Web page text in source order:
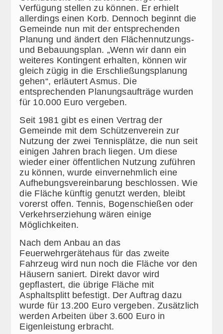
Verfügung stellen zu können. Er erhielt
allerdings einen Korb. Dennoch beginnt die
Gemeinde nun mit der entsprechenden
Planung und ändert den Flächennutzungs-
und Bebauungsplan. „Wenn wir dann ein
weiteres Kontingent erhalten, können wir
gleich zügig in die Erschließungsplanung
gehen“, erläutert Asmus. Die
entsprechenden Planungsaufträge wurden
für 10.000 Euro vergeben.
Seit 1981 gibt es einen Vertrag der
Gemeinde mit dem Schützenverein zur
Nutzung der zwei Tennisplätze, die nun seit
einigen Jahren brach liegen. Um diese
wieder einer öffentlichen Nutzung zuführen
zu können, wurde einvernehmlich eine
Aufhebungsvereinbarung beschlossen. Wie
die Fläche künftig genutzt werden, bleibt
vorerst offen. Tennis, Bogenschießen oder
Verkehrserziehung wären einige
Möglichkeiten.
Nach dem Anbau an das
Feuerwehrgerätehaus für das zweite
Fahrzeug wird nun noch die Fläche vor den
Häusern saniert. Direkt davor wird
gepflastert, die übrige Fläche mit
Asphaltsplitt befestigt. Der Auftrag dazu
wurde für 13.200 Euro vergeben. Zusätzlich
werden Arbeiten über 3.600 Euro in
Eigenleistung erbracht.